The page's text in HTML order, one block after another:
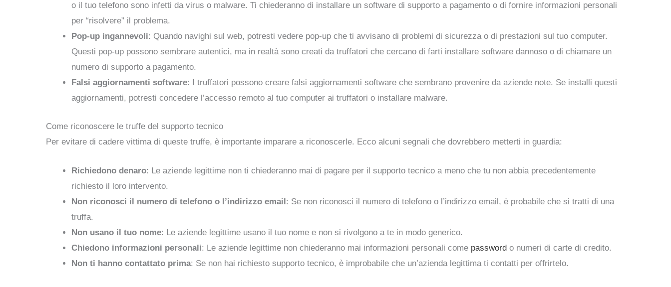
o il tuo telefono sono infetti da virus o malware. Ti chiederanno di installare un software di supporto a pagamento o di fornire informazioni personali
per “risolvere” il problema.
Pop-up ingannevoli: Quando navighi sul web, potresti vedere pop-up che ti avvisano di problemi di sicurezza o di prestazioni sul tuo computer.
Questi pop-up possono sembrare autentici, ma in realtà sono creati da truffatori che cercano di farti installare software dannoso o di chiamare un
numero di supporto a pagamento.
Falsi aggiornamenti software: I truffatori possono creare falsi aggiornamenti software che sembrano provenire da aziende note. Se installi questi
aggiornamenti, potresti concedere l’accesso remoto al tuo computer ai truffatori o installare malware.
Come riconoscere le truffe del supporto tecnico
Per evitare di cadere vittima di queste truffe, è importante imparare a riconoscerle. Ecco alcuni segnali che dovrebbero metterti in guardia:
Richiedono denaro: Le aziende legittime non ti chiederanno mai di pagare per il supporto tecnico a meno che tu non abbia precedentemente
richiesto il loro intervento.
Non riconosci il numero di telefono o l’indirizzo email: Se non riconosci il numero di telefono o l’indirizzo email, è probabile che si tratti di una
truffa.
Non usano il tuo nome: Le aziende legittime usano il tuo nome e non si rivolgono a te in modo generico.
Chiedono informazioni personali: Le aziende legittime non chiederanno mai informazioni personali come password o numeri di carte di credito.
Non ti hanno contattato prima: Se non hai richiesto supporto tecnico, è improbabile che un’azienda legittima ti contatti per offrirtelo.